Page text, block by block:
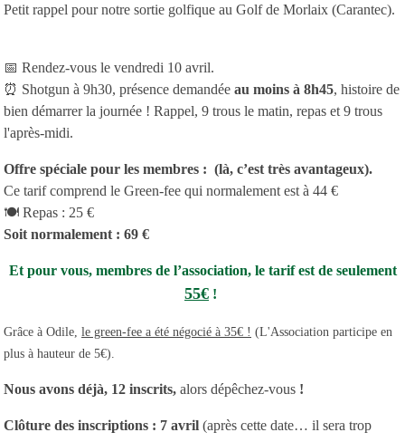
Petit rappel pour notre sortie golfique au Golf de Morlaix (Carantec).
📅 Rendez-vous le vendredi 10 avril.
⏰ Shotgun à 9h30, présence demandée au moins à 8h45, histoire de
bien démarrer la journée ! Rappel, 9 trous le matin, repas et 9 trous
l'après-midi.
Offre spéciale pour les membres : (là, c’est très avantageux).
Ce tarif comprend le Green-fee qui normalement est à 44 €
🍽️ Repas : 25 €
Soit normalement : 69 €
Et pour vous, membres de l’association, le tarif est de seulement
55€ !
Grâce à Odile, le green-fee a été négocié à 35€ ! (L'Association participe en
plus à hauteur de 5€).
Nous avons déjà, 12 inscrits, alors dépêchez-vous !
Clôture des inscriptions : 7 avril (après cette date… il sera trop